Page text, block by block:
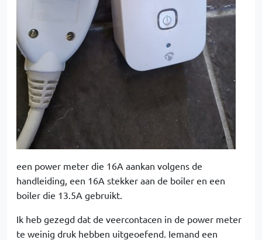
een power meter die 16A aankan volgens de
handleiding, een 16A stekker aan de boiler en een
boiler die 13.5A gebruikt.
Ik heb gezegd dat de veercontacen in de power meter
te weinig druk hebben uitgeoefend. Iemand een